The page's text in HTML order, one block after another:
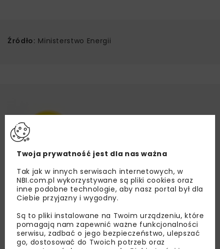
Źródło: Ministerstwo Energii
Twoja prywatność jest dla nas ważna
Tak jak w innych serwisach internetowych, w
NBI.com.pl wykorzystywane są pliki cookies oraz
inne podobne technologie, aby nasz portal był dla
Ciebie przyjazny i wygodny.
Są to pliki instalowane na Twoim urządzeniu, które
pomagają nam zapewnić ważne funkcjonalności
serwisu, zadbać o jego bezpieczeństwo, ulepszać
go, dostosować do Twoich potrzeb oraz